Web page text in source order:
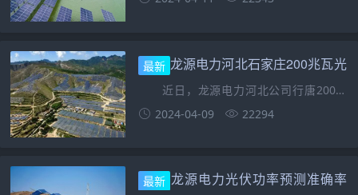
最新 龙源电力河北石家庄200兆瓦光
伏项目获备案！
近日，龙源电力河北公司行唐200兆
瓦光伏项目取得行唐县行政审批局备案批
2024-04-09 22294
最新 龙源电力光伏功率预测准确率